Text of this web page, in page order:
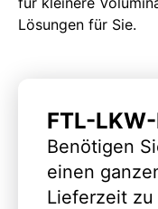
Lösungen für Sie.
FTL-
Benötigen
einen
Lieferzeit